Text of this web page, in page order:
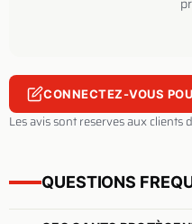
CONNECTEZ-VOUS
Les avis sont reserves aux clients
QUESTIONS